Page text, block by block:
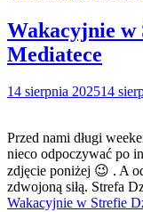
Wakacyjnie w
Mediatece
14 sierpnia 202514
Przed nami długi
nieco odpoczywać po
zdjęcie poniżej 😉 . A
zdwojoną siłą. Strefa
Wakacyjnie w Strefie